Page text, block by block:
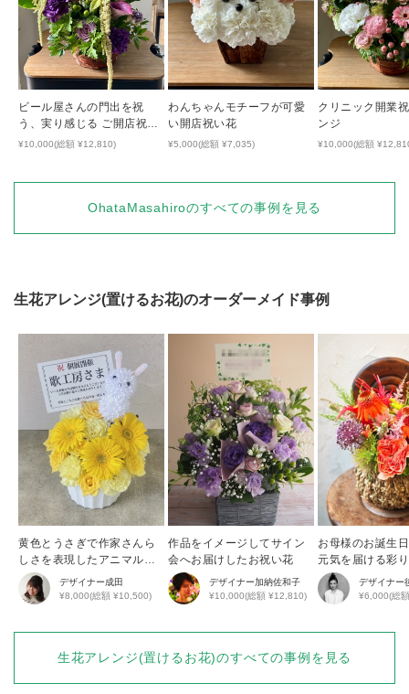
ビール屋さんの門出を祝
う、実り感じる ご開店祝い
花
¥10,000(総額 ¥12,810)
わんちゃんモチーフが可愛
い開店祝い花
¥5,000(総額 ¥7,035)
クリニック開業
ンジ
¥10,000(総額
OhataMasahiroのすべての事例を見る
生花アレンジ(置けるお花)のオーダーメイド事例
黄色とうさぎで作家さんら
しさを表現したアニマルア
レンジ
デザイナー成田
¥8,000(総額 ¥10,500)
作品をイメージしてサイン
会へお届けしたお祝い花
デザイナー加納佐和子
¥10,000(総額 ¥12,810)
お母様のお誕生
元気を届ける彩
花アレンジデザイナー
¥6,000(総
生花アレンジ(置けるお花)のすべての事例を見る